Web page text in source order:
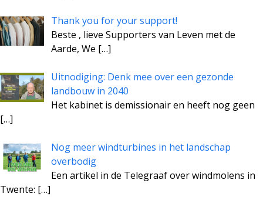
Thank you for your support!
Beste , lieve Supporters van Leven met de
Aarde, We […]
Uitnodiging: Denk mee over een gezonde
landbouw in 2040
Het kabinet is demissionair en heeft nog geen
[…]
Nog meer windturbines in het landschap
overbodig
Een artikel in de Telegraaf over windmolens in
Twente: […]